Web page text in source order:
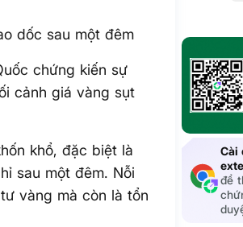
dốc sau một đêm
chứng kiến sự
cảnh giá vàng sụt
khổ, đặc biệt là
sau một đêm. Nỗi
vàng mà còn là tổn
Cài
để